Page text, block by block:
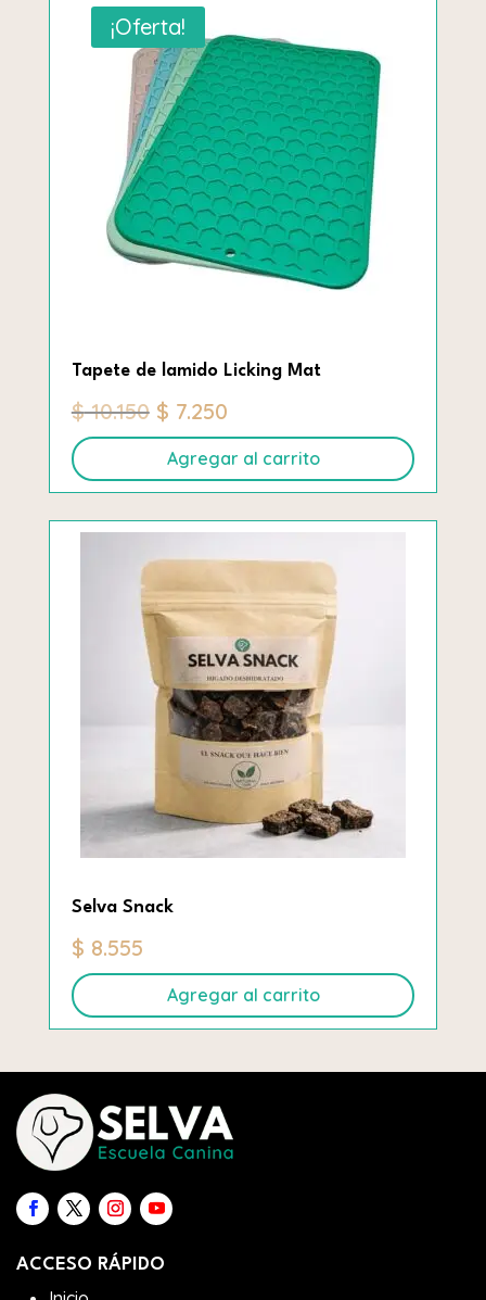
¡Oferta!
Tapete de lamido Licking Mat
$10.150 El
precio
original
era:
$ 10.150.
$ 7.250El
precio
actual
es:
$ 7.250.
Agregar al carrito
Selva Snack
$ 8.555
Agregar al carrito
ACCESO RÁPIDO